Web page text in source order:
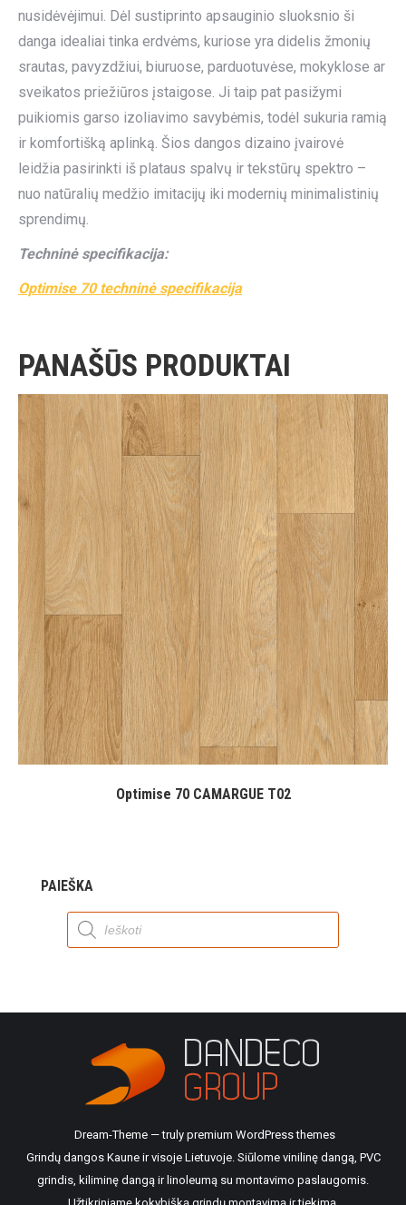
nusidėvėjimui. Dėl sustiprinto apsauginio sluoksnio ši
danga idealiai tinka erdvėms, kuriose yra didelis žmonių
srautas, pavyzdžiui, biuruose, parduotuvėse, mokyklose ar
sveikatos priežiūros įstaigose. Ji taip pat pasižymi
puikiomis garso izoliavimo savybėmis, todėl sukuria ramią
ir komfortišką aplinką. Šios dangos dizaino įvairovė
leidžia pasirinkti iš plataus spalvų ir tekstūrų spektro –
nuo natūralių medžio imitacijų iki modernių minimalistinių
sprendimų.
Techninė specifikacija:
Optimise 70 techninė specifikacija
PANAŠŪS PRODUKTAI
Optimise 70 CAMARGUE T02
PAIEŠKA
Products
search
Dream-Theme — truly premium WordPress themes
Grindų dangos Kaune ir visoje Lietuvoje. Siūlome vinilinę dangą, PVC
grindis, kiliminę dangą ir linoleumą su montavimo paslaugomis.